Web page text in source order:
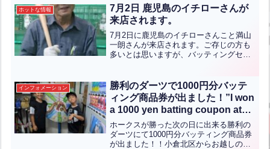
君 ８２Kｍ/ｈ 小倉中央ス...全文はクリッ
ク
ホットな情報
7月2日 鹿児島のイチローさんが
来店されます。
7月2日に鹿児島のイチローさんこと満山
一朗さんが来店されます。ご存じの方も
多いとは思いますが、バッティングセン
ームラン記録を継続させています。当セ
ンターのイチローさん...全文はクリック
インフォメーション
勝利のダーツで1000円分バッテ
ィング商品券が出ました！”I won
a 1000 yen batting coupon at
the Victory Darts!”【ENG CHT
KOR JPN】
ホークスが勝った次の日に出来る勝利の
ダーツにて1000円分バッティング商品券
が出ました！！小倉北区からお越しの吉